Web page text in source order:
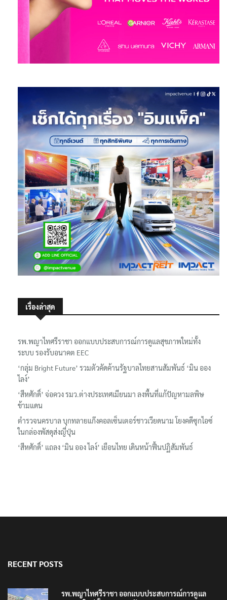
เรื่องล่าสุด
รพ.พญาไทศรีราชา ออกแบบประสบการณ์การดูแลสุขภาพใหม่ทั้ง
ระบบ รองรับอนาคต EEC
‘กลุ่ม Bright Future’ รวมตัวคัดค้านรัฐบาลไทยสานสัมพันธ์ ‘มิน ออง
ไลง์’
‘สีหศักดิ์’ จ่อควง รมว.ต่างประเทศเมียนมา ลงพื้นที่แก้ปัญหามลพิษ
ข้ามแดน
ตำรวจนครบาล บุกทลายแก๊งคอลเซ็นเตอร์ชาวเวียดนาม โยงคดีซุกไอซ์
ในกล่องพัสดุส่งญี่ปุ่น
‘สีหศักดิ์’ แถลง ‘มิน ออง ไลง์’ เยือนไทย เดินหน้าฟื้นปฏิสัมพันธ์
RECENT POSTS
รพ.พญาไทศรีราชา ออกแบบประสบการณ์การดูแล